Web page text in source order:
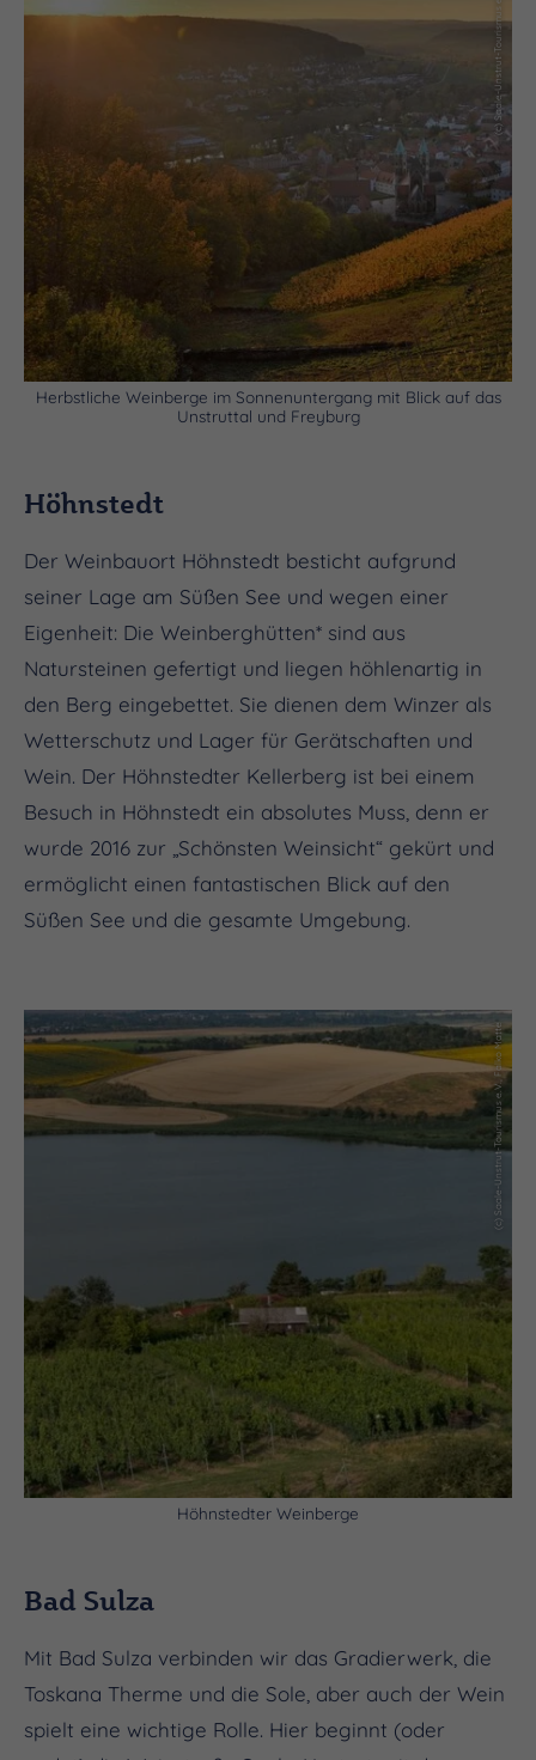
Herbstliche Weinberge im Sonnenuntergang mit Blick auf das
Unstruttal und Freyburg
Höhnstedt
Der Weinbauort Höhnstedt besticht aufgrund
seiner Lage am Süßen See und wegen einer
Eigenheit: Die Weinberghütten* sind aus
Natursteinen gefertigt und liegen höhlenartig in
den Berg eingebettet. Sie dienen dem Winzer als
Wetterschutz und Lager für Gerätschaften und
Wein. Der Höhnstedter Kellerberg ist bei einem
Besuch in Höhnstedt ein absolutes Muss, denn er
wurde 2016 zur „Schönsten Weinsicht“ gekürt und
ermöglicht einen fantastischen Blick auf den
Süßen See und die gesamte Umgebung.
(c) Saale-Unstrut-Tourismus e.V., Falko Matte
Höhnstedter Weinberge
Bad Sulza
Mit Bad Sulza verbinden wir das Gradierwerk, die
Toskana Therme und die Sole, aber auch der Wein
spielt eine wichtige Rolle. Hier beginnt (oder